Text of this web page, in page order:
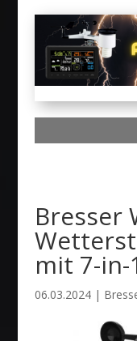
Bresser
mit 7-in-
06.03.2024|